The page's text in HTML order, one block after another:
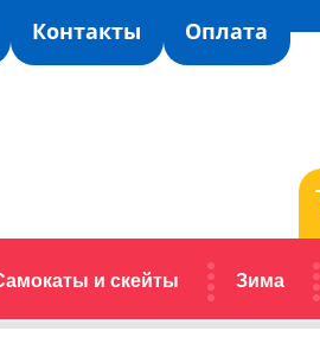
Контакты Оплата
и скейты Зима